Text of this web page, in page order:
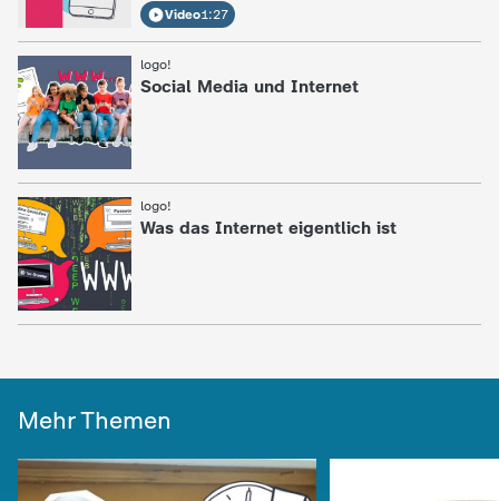
Video1:27
logo!
: Social Media und Internet
logo!
: Was das Internet eigentlich ist
Mehr Themen